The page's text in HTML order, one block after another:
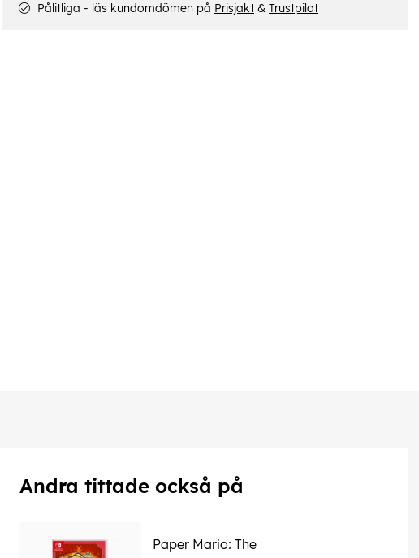
Pålitliga - läs kundomdömen på Prisjakt& Trustpilot
Andra tittade också på
Paper Mario: The